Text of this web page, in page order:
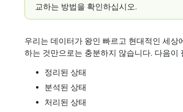
교하는 방법을 확인하십시오.
우리는 데이터가 왕인 빠르고 현대적인 세
하는 것만으로는 충분하지 않습니다. 다음이
정리된 상태
분석된 상태
처리된 상태